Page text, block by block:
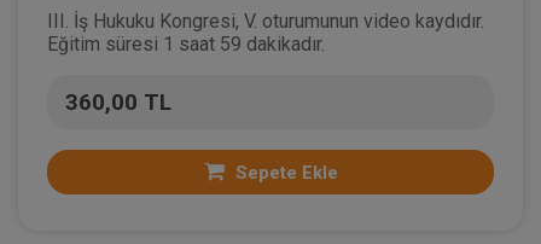
III. İş Hukuku Kongresi, V. oturumunun video kaydıdır.
Eğitim süresi 1 saat 59 dakikadır.
360,00 TL
Sepete Ekle